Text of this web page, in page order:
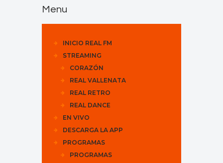
Menu
INICIO REAL FM
STREAMING
CORAZÓN
REAL VALLENATA
REAL RETRO
REAL DANCE
EN VIVO
DESCARGA LA APP
PROGRAMAS
PROGRAMAS